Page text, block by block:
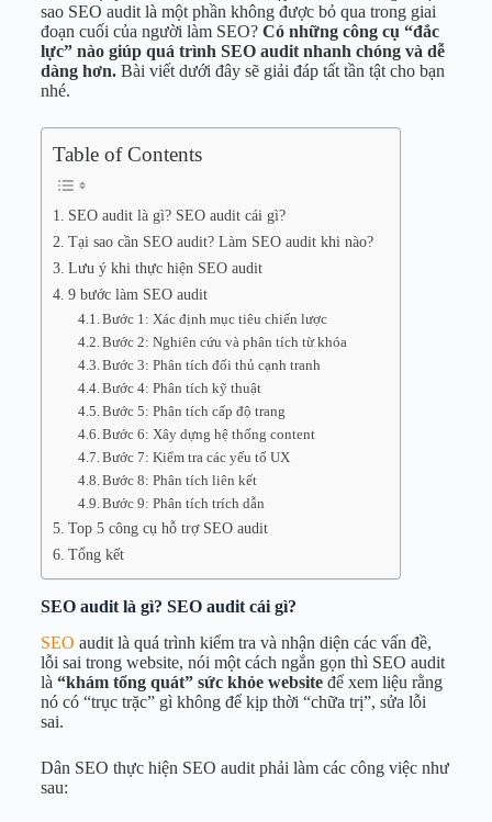
sao SEO audit là một phần không được bỏ qua trong giai
đoạn cuối của người làm SEO? Có những công cụ “đắc
lực” nào giúp quá trình SEO audit nhanh chóng và dễ
dàng hơn.Bài viết dưới đây sẽ giải đáp tất tần tật cho bạn
nhé.
Table of Contents
SEO audit là gì? SEO audit cái gì?
Tại sao cần SEO audit? Làm SEO audit khi nào?
Lưu ý khi thực hiện SEO audit
9 bước làm SEO audit
Bước 1: Xác định mục tiêu chiến lược
Bước 2: Nghiên cứu và phân tích từ khóa
Bước 3: Phân tích đối thủ cạnh tranh
Bước 4: Phân tích kỹ thuật
Bước 5: Phân tích cấp độ trang
Bước 6: Xây dựng hệ thống content
Bước 7: Kiểm tra các yếu tố UX
Bước 8: Phân tích liên kết
Bước 9: Phân tích trích dẫn
Top 5 công cụ hỗ trợ SEO audit
Tổng kết
SEO audit là gì? SEO audit cái gì?
SEO audit là quá trình kiểm tra và nhận diện các vấn đề,
lỗi sai trong website, nói một cách ngắn gọn thì SEO audit
là “khám tổng quát” sức khỏe websiteđể xem liệu rằng
nó có “trục trặc” gì không để kịp thời “chữa trị”, sửa lỗi
sai.
Dân SEO thực hiện SEO audit phải làm các công việc như
sau: